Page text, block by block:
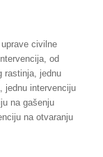
civilne
od
rastinja, jednu
jednu intervenciju
na gašenju
na otvaranju